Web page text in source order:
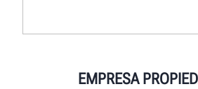
EMPRESA